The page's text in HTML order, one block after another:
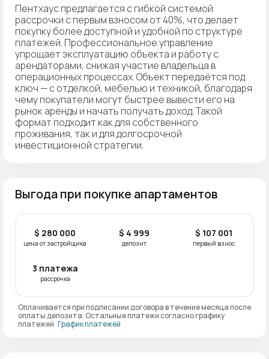
Пентхаус предлагается с гибкой системой
рассрочки с первым взносом от 40%, что делает
покупку более доступной и удобной по структуре
платежей. Профессиональное управление
упрощает эксплуатацию объекта и работу с
арендаторами, снижая участие владельца в
операционных процессах. Объект передаётся под
ключ — с отделкой, мебелью и техникой, благодаря
чему покупатели могут быстрее вывести его на
рынок аренды и начать получать доход. Такой
формат подходит как для собственного
проживания, так и для долгосрочной
инвестиционной стратегии.
Выгода при покупке апартаментов
$ 280 000
цена от застройщика
$ 4 999
депозит
$ 107 001
первый взнос
3 платежа
рассрочка
Оплачивается при подписании договора в течение месяца после
оплаты депозита. Остальные платежи согласно графику
платежей График платежей